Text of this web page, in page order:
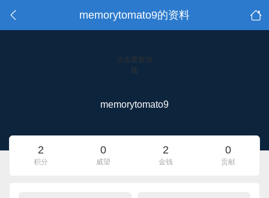
memorytomato9的资料
点击重新加
载
memorytomato9
2
积分
0
威望
2
金钱
0
贡献